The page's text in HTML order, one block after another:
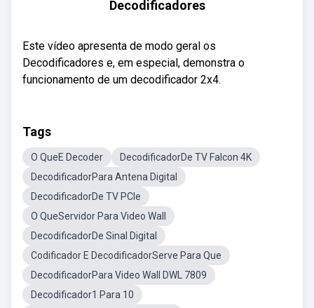
Decodificadores
Este vídeo apresenta de modo geral os
Decodificadores e, em especial, demonstra o
funcionamento de um decodificador 2x4.
Tags
O QueE Decoder
DecodificadorDe TV Falcon 4K
DecodificadorPara Antena Digital
DecodificadorDe TV PCIe
O QueServidor Para Video Wall
DecodificadorDe Sinal Digital
Codificador E DecodificadorServe Para Que
DecodificadorPara Video Wall DWL 7809
Decodificador1 Para 10